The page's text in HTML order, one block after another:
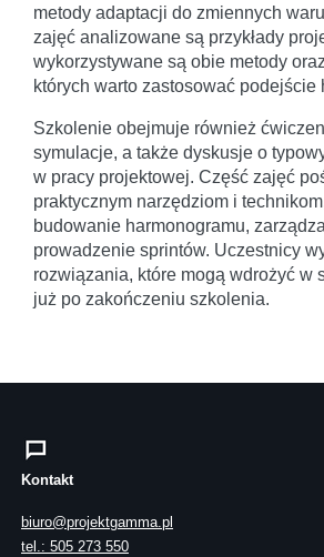
metody adaptacji do zmiennych
zajęć analizowane są przykłady
wykorzystywane są obie metody
których warto zastosować podejście
Szkolenie obejmuje również
symulacje, a także dyskusje o
w pracy projektowej. Część zajęć
praktycznym narzędziom i
budowanie harmonogramu,
prowadzenie sprintów. Uczestnicy
rozwiązania, które mogą wdrożyć w
już po zakończeniu szkolenia.
Kontakt
biuro@projektgamma.pl
tel.: 505 273 550